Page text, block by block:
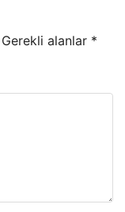
Gerekli alanlar *